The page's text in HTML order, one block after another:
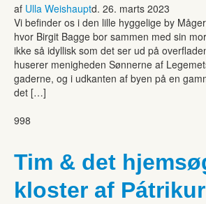
af Ulla Weishauptd. 26. marts 2023
Vi befinder os i den lille hyggelige by
hvor Birgit Bagge bor sammen med sin
ikke så idyllisk som det ser ud på
huserer menigheden Sønnerne af
gaderne, og i udkanten af byen på en
det […]
998
Tim & det
kloster af Pátrikur